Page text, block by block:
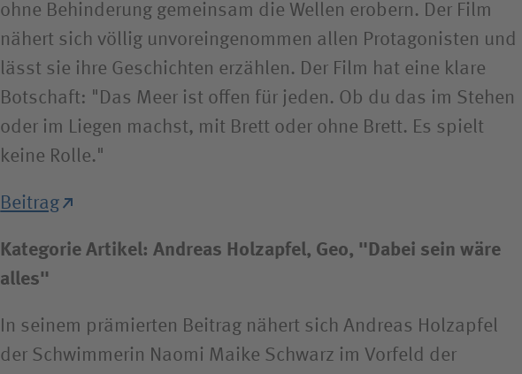
ohne Behinderung gemeinsam die Wellen erobern. Der Film
nähert sich völlig unvoreingenommen allen Protagonisten und
lässt sie ihre Geschichten erzählen. Der Film hat eine klare
Botschaft: "Das Meer ist offen für jeden. Ob du das im Stehen
oder im Liegen machst, mit Brett oder ohne Brett. Es spielt
keine Rolle."
Beitrag
Kategorie Artikel: Andreas Holzapfel, Geo, "Dabei sein wäre
alles"
In seinem prämierten Beitrag nähert sich Andreas Holzapfel
der Schwimmerin Naomi Maike Schwarz im Vorfeld der